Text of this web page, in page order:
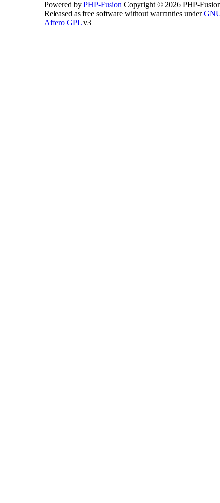
Powered by PHP-Fusion Copyright © 2026 PHP-
Released as free software without warranties under
Affero GPL v3